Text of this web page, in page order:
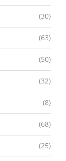
(30)
(63)
(50)
(32)
(8)
(68)
(25)